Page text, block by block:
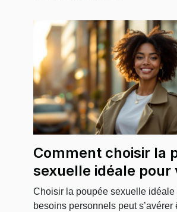
Comment choisir la
sexuelle idéale pour
besoins personnels
Choisir la poupée sexuelle idéale
besoins personnels peut s’avérer